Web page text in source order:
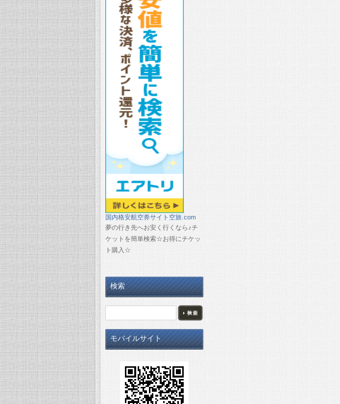
国内格安航空券サイト空旅.com
夢の行き先へお安く行くなら♪チ
ケットを簡単検索☆お得にチケッ
ト購入☆
検索
モバイルサイト